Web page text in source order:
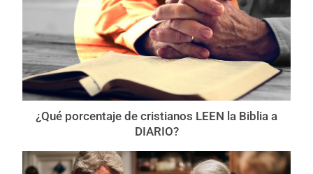
¿Qué porcentaje de cristianos LEEN la Biblia a
DIARIO?